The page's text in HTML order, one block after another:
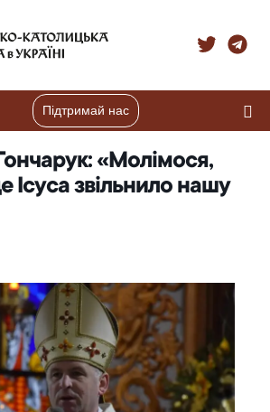
Підтримай нас
«Молімося,
Ісуса звільнило нашу